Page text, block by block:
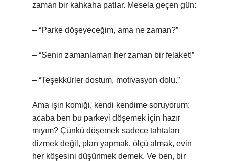
zaman bir kahkaha patlar. Mesela geçen gün:
– “Parke döşeyeceğim, ama ne zaman?”
– “Senin zamanlaman her zaman bir felaket!”
– “Teşekkürler dostum, motivasyon dolu.”
Ama işin komiği, kendi kendime soruyorum:
acaba ben bu parkeyi döşemek için hazır
mıyım? Çünkü döşemek sadece tahtaları
dizmek değil, plan yapmak, ölçü almak, evin
her köşesini düşünmek demek. Ve ben, bir